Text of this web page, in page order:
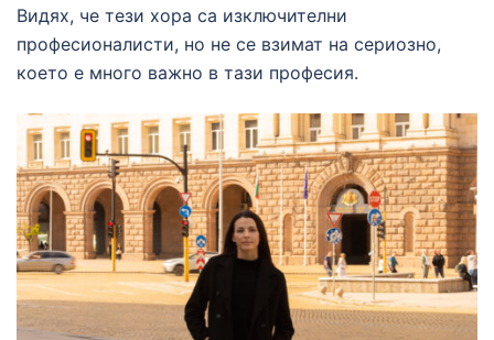
Видях, че тези хора са изключителни
професионалисти, но не се взимат на сериозно,
което е много важно в тази професия.